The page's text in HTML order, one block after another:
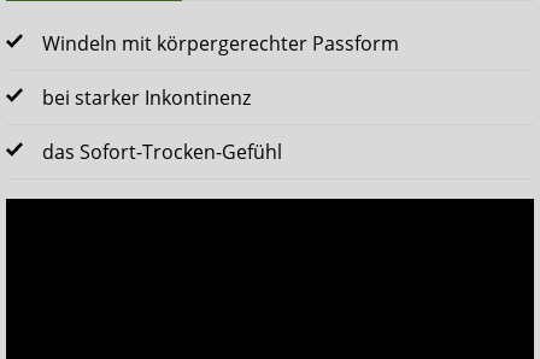
Windeln mit körpergerechter Passform
bei starker Inkontinenz
das Sofort-Trocken-Gefühl